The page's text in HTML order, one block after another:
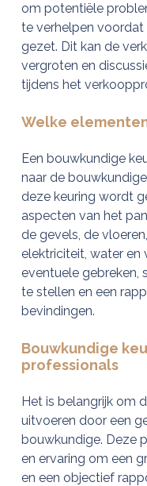
om potentiële
te verhelpen
gezet. Dit kan de
vergroten en
tijdens het
Welke
Een bouwkundige
naar de
deze keuring wordt
aspecten van het
de gevels, de
elektriciteit, water en
eventuele gebreken,
te stellen en een
bevindingen.
Bouwkundige
professionals
Het is belangrijk om
uitvoeren door een
bouwkundige. Deze
en ervaring om een
en een objectief